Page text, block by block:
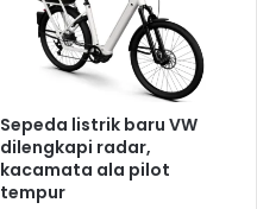
Sepeda listrik baru VW
dilengkapi radar,
kacamata ala pilot
tempur